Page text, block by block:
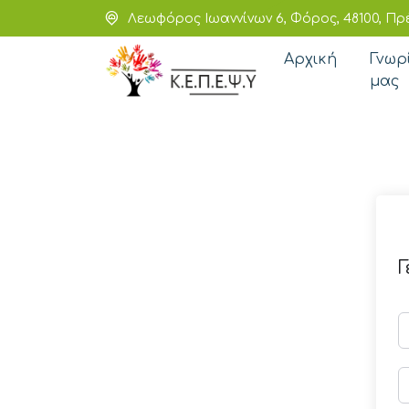
Λεωφόρος Ιωαννίνων 6, Φόρος, 48100,
Αρχική
μας